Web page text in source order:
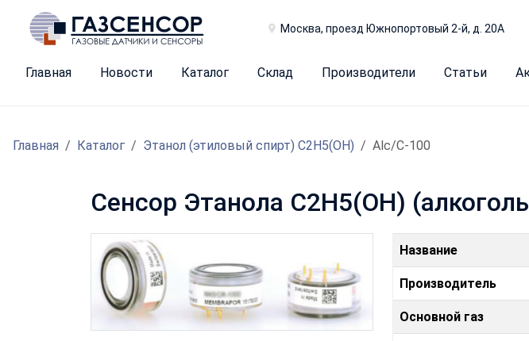
Москва, проезд Южнопортовый 2-й, д. 20А
Главная Новости Каталог Склад Производители Статьи
Главная Каталог Этанол (этиловый спирт) C2H5(OH) Alc/C-100
Сенсор Этанола C2H5(OH)
Название
Производитель
Основной газ